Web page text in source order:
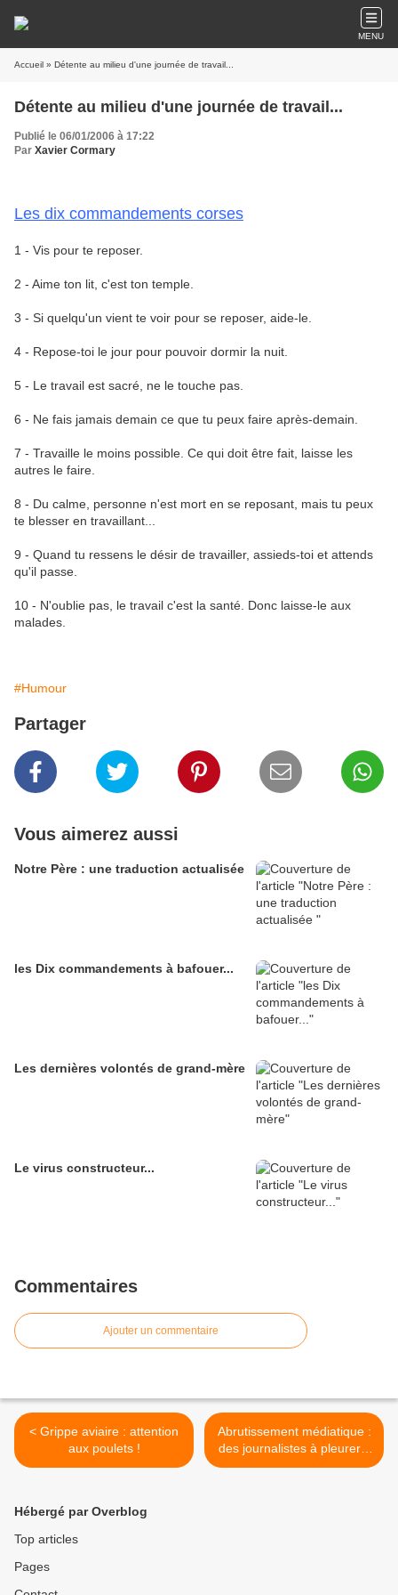
MENU
Accueil » Détente au milieu d'une journée de travail...
Détente au milieu d'une journée de travail...
Publié le 06/01/2006 à 17:22
Par Xavier Cormary
Les dix commandements corses
1 - Vis pour te reposer.
2 - Aime ton lit, c'est ton temple.
3 - Si quelqu'un vient te voir pour se reposer, aide-le.
4 - Repose-toi le jour pour pouvoir dormir la nuit.
5 - Le travail est sacré, ne le touche pas.
6 - Ne fais jamais demain ce que tu peux faire après-demain.
7 - Travaille le moins possible. Ce qui doit être fait, laisse les
autres le faire.
8 - Du calme, personne n'est mort en se reposant, mais tu peux
te blesser en travaillant...
9 - Quand tu ressens le désir de travailler, assieds-toi et attends
qu'il passe.
10 - N'oublie pas, le travail c'est la santé. Donc laisse-le aux
malades.
#Humour
Partager
Vous aimerez aussi
Notre Père : une traduction actualisée
les Dix commandements à bafouer...
Les dernières volontés de grand-mère
Le virus constructeur...
Commentaires
Ajouter un commentaire
< Grippe aviaire : attention
aux poulets !
Abrutissement médiatique :
des journalistes à pleurer...
>
Hébergé par Overblog
Top articles
Pages